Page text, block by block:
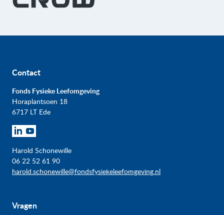
Contact
Fonds Fysieke Leefomgeving
Horaplantsoen 18
6717 LT Ede
Harold Schonewille
06 22 52 61 90
harold.schonewille@fondsfysiekeleefomgeving.nl
Vragen